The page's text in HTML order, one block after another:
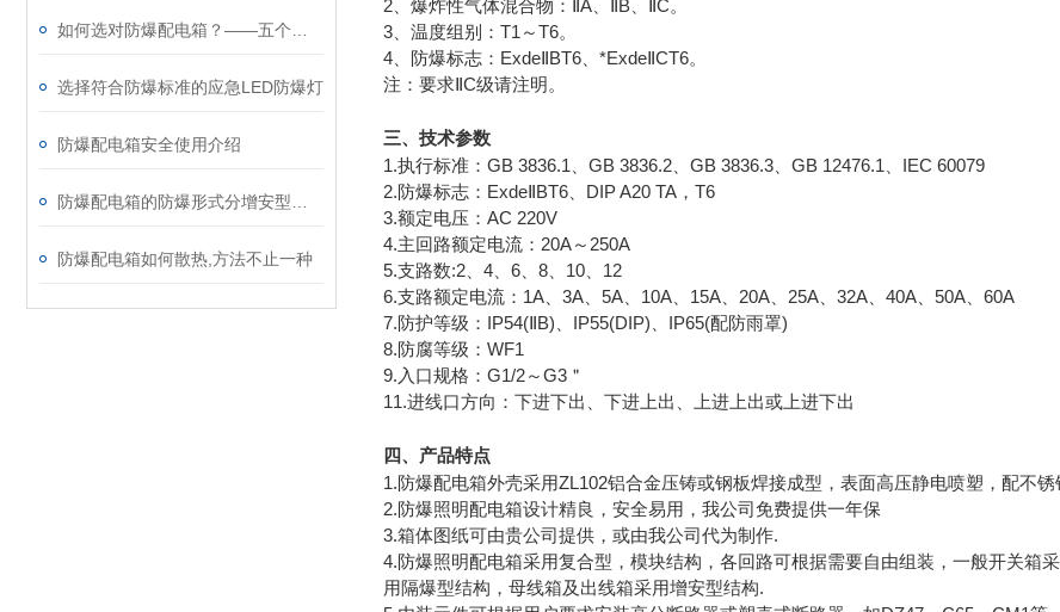
选择符合防爆标准的应急LED防爆灯
防爆配电箱安全使用介绍
防爆配电箱如何散热,方法不止一种
2、爆炸性气体混合物：ⅡA、ⅡB、ⅡC。
3、温度组别：T1～T6。
4、防爆标志：ExdeⅡBT6、*ExdeⅡCT6。
注：要求ⅡC级请注明。
三、 技术参数
1.执行标准：GB 3836.1、GB 3836.2、GB 3836.3、GB 12476.1、IEC 60079
2.防爆标志：ExdeⅡBT6、DIP A20 TA，T6
3.额定电压：AC 220V
4.主回路额定电流：20A～250A
5.支路数:2、4、6、8、10、12
6.支路额定电流：1A、3A、5A、10A、15A、20A、25A、32A、40A、50A、60A
7.防护等级：IP54(ⅡB)、IP55(DIP)、IP65(配防雨罩)
8.防腐等级：WF1
9.入口规格：G1/2～G3＂
11.进线口方向：下进下出、下进上出、上进上出或上进下出
四、 产品特点
1.防爆配电箱外壳采用ZL102铝合金压铸或钢板焊接成型，表面高压静电喷塑，配不锈
2.防爆照明配电箱设计精良，安全易用，我公司免费提供一年保
3.箱体图纸可由贵公司提供，或由我公司代为制作.
4.防爆照明配电箱采用复合型，模块结构，各回路可根据需要自由组装，一般开关箱采
用隔爆型结构，母线箱及出线箱采用增安型结构.